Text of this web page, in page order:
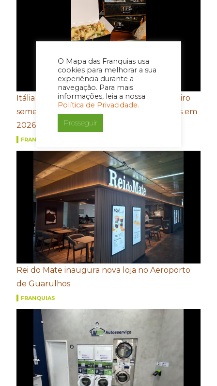
O Mapa das Franquias usa
cookies para melhorar a sua
experiência durante a
navegação. Para mais
informações, leia a nossa
Política de Privacidade.
Prosseguir
Itália no Box fatura R$60 milhões no primeiro
semestre e projeta chegar a R$120 milhões em
2026
FRANQUIAS
Rei do Mate inaugura nova loja no Aeroporto
de Guarulhos
FRANQUIAS